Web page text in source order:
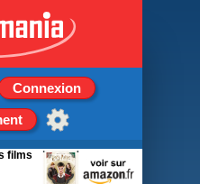
Connexion
films